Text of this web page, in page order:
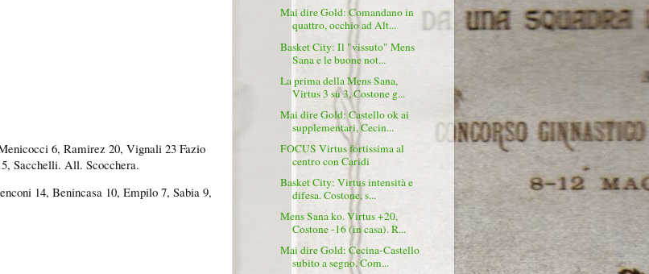
6, Ramirez 20, Vignali 23 Fazio
Sacchelli. All. Scocchera.
14, Benincasa 10, Empilo 7, Sabia 9,
Mai dire Gold: Comandano in
quattro, occhio ad Alt...
Basket City: Il "vissuto" Mens
Sana e le buone not...
La prima della Mens Sana,
Virtus 3 su 3, Costone g...
Mai dire Gold: Castello ok ai
supplementari, Cecin...
FOCUS Virtus fortissima al
centro con Caridi
Basket City: Virtus intensità e
difesa. Costone, s...
Mens Sana ko. Virtus +20,
Costone -16 (in casa). R...
Mai dire Gold: Cecina-Castello
subito a segno. Com...